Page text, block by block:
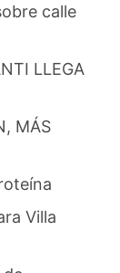
calle
LLEGA
MÁS
Villa